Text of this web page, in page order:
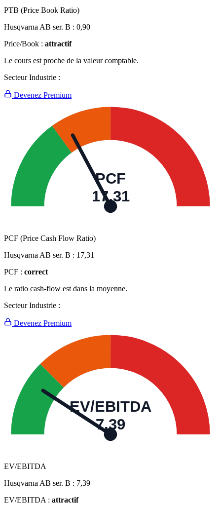
PTB (Price Book Ratio)
Husqvarna AB ser. B : 0,90
Price/Book : attractif
Le cours est proche de la valeur comptable.
Secteur Industrie :
Devenez Premium
PCF
17,31
PCF (Price Cash Flow Ratio)
Husqvarna AB ser. B : 17,31
PCF : correct
Le ratio cash-flow est dans la moyenne.
Secteur Industrie :
Devenez Premium
EV/EBITDA
7,39
EV/EBITDA
Husqvarna AB ser. B : 7,39
EV/EBITDA : attractif